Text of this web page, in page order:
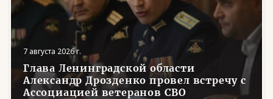
7 августа 2026 г.
Глава Ленинградской области
Александр Дрозденко провел встречу с
Ассоциацией ветеранов СВО